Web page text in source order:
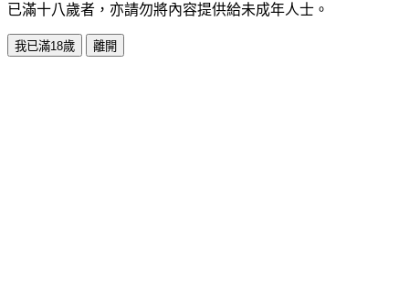
已滿十八歲者，亦請勿將內容提供給未成年人士。
我已滿18歲 離開